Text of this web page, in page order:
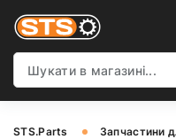
STS.Parts
Запчастини